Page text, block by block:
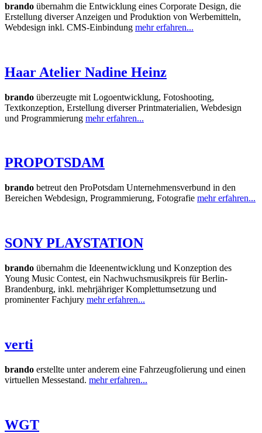
brando übernahm die Entwicklung eines Corporate Design, die
Erstellung diverser Anzeigen und Produktion von Werbemitteln,
Webdesign inkl. CMS-Einbindung mehr erfahren...
Haar Atelier Nadine Heinz
brando überzeugte mit Logoentwicklung, Fotoshooting,
Textkonzeption, Erstellung diverser Printmaterialien, Webdesign
und Programmierung mehr erfahren...
PROPOTSDAM
brando betreut den ProPotsdam Unternehmensverbund in den
Bereichen Webdesign, Programmierung, Fotografie mehr erfahren...
SONY PLAYSTATION
brando übernahm die Ideenentwicklung und Konzeption des
Young Music Contest, ein Nachwuchsmusikpreis für Berlin-
Brandenburg, inkl. mehrjähriger Komplettumsetzung und
prominenter Fachjury mehr erfahren...
verti
brando erstellte unter anderem eine Fahrzeugfolierung und einen
virtuellen Messestand. mehr erfahren...
WGT